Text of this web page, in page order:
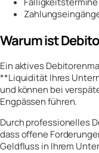
Warum ist
Ein aktives
**Liquidität Ihres
und können bei
Engpässen führen.
Durch professionelles
dass offene
Geldfluss in Ihrem